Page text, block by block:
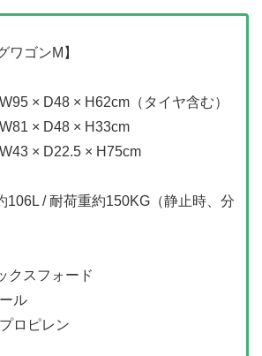
ワゴンM】
× D48 × H62cm（タイヤ含む）
× D48 × H33cm
× D22.5 × H75cm
106L / 耐荷重約150KG（静止時、分
クスフォード
ル
ロピレン